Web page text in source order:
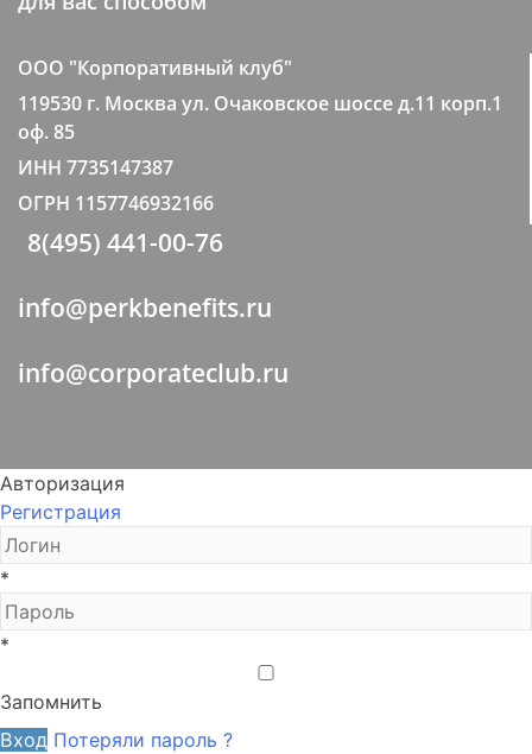
ООО "Корпоративный клуб"
119530 г. Москва ул. Очаковское шоссе д.11 корп.1
оф. 85
ИНН 7735147387
ОГРН 1157746932166
8(495) 441-00-76
info@perkbenefits.ru
info@corporateclub.ru
Авторизация
Регистрация
*
*
Запомнить
Вход Потеряли пароль ?